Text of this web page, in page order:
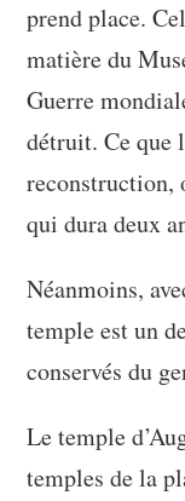
prend place.
matière du
Guerre
détruit. Ce que
reconstruction,
qui dura deux
Néanmoins,
temple est un
conservés du
Le temple
temples de la